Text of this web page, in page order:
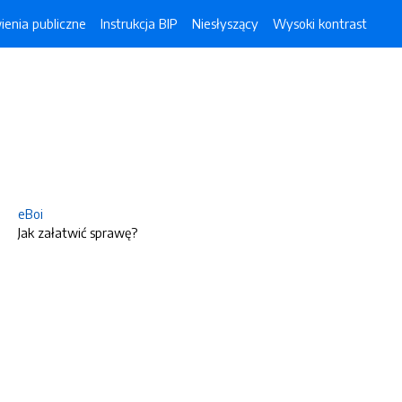
publiczne Instrukcja BIP Niesłyszący Wysoki kontrast
eBoi
Jak załatwić sprawę?